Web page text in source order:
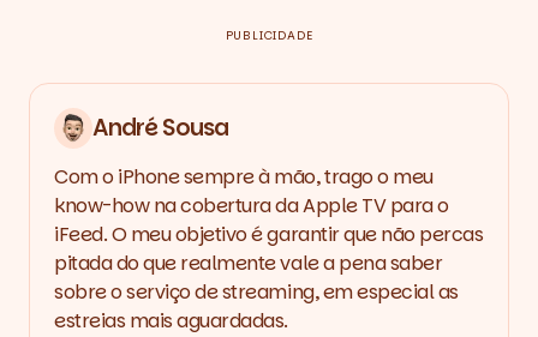
PUBLICIDADE
André Sousa
Com o iPhone sempre à mão, trago o meu
know-how na cobertura da Apple TV para o
iFeed. O meu objetivo é garantir que não percas
pitada do que realmente vale a pena saber
sobre o serviço de streaming, em especial as
estreias mais aguardadas.